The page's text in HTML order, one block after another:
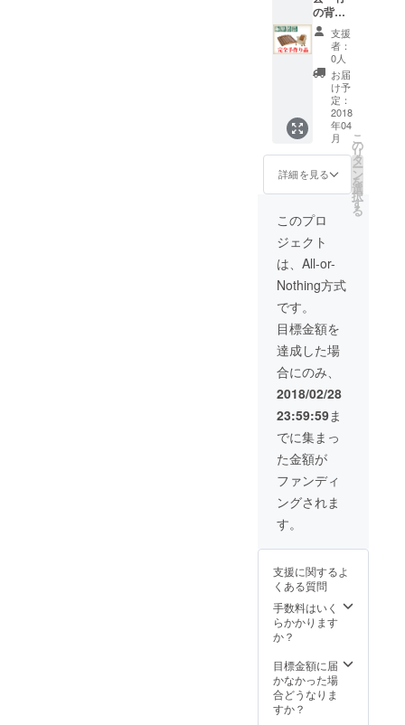
しては
スマ
ホ・パ
ソコン
等で見
る事が
できま
す。 ※
基本は
支援し
だいた
方には
の記載
をさせ
ていた
だきま
すが、
個人情
合によ
り載せ
て欲し
くない
方はご
連絡く
ださ
い。
所焼酎
（神楽
酒造数
量限定
品）1本
（都於
郡地域
づくり
協議会
オリジ
ナル）
伊東家
カチタ
20×20
（綿
100％）
1枚 戯
鈍満所
（著：
大和
優）伊
東満所
没後400
事業で
公演さ
れた市
民創作
劇の脚
本。 都
於郡の
つまっ
たガイ
ドブッ
ク 1冊
PDFマ
ンガに
スマ
ホ・パ
ソコン
風呂で
優雅に
お食事
いただ
けま
す。 ※
交通費
はお客
様でご
負担い
ただき
ます。
様でお
願いし
ます。
都於郡
の歴史
と文化
ガイド
ブッ
ク 1冊
PDFマ
ンガに
つきま
しては
スマ
ホ・パ
ソコン
等で見
る事が
できま
支援し
ていた
だいた
方には
お名前
の記載
だきま
すが、
個人情
の背伸
ばし」
※受注発
注で完
全手作
りのた
め、注
文数に
よって
は発送
予定月
より遅
れる場
合もご
ざいま
す。 都
於郡の
歴史と
文化が
つまっ
ク 1冊
PDFマ
ンガに
つきま
しては
スマ
ホ・パ
ソコン
等で見
る事が
できま
す。 ※
基本は
だいた
お名前
の記載
をさせ
ていた
だきま
個人情
報の都
合によ
り載せ
支援
者：
0人
お届
け予
定：
2018
年04
月
詳細を見る
こ
の
リ
タ
ー
ン
を
選
択
す
る
このプロ
ジェクト
は、All-or-
Nothing方式
です。
目標金額を
達成した場
合にのみ、
2018/02/28
23:59:59ま
でに集まっ
た金額が
ファンディ
ングされま
す。
支援に関するよ
くある質問
手数料はいく
らかかります
か？
目標金額に届
かなかった場
合どうなりま
すか？